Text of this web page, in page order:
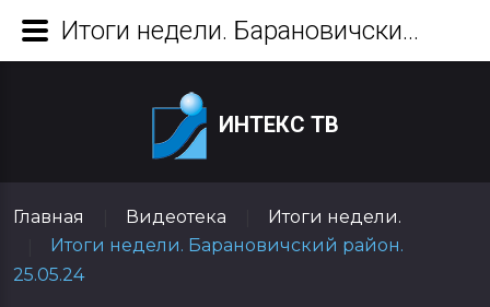
ИНТЕКС ТВ
Главная Видеотека
Итоги недели.
Итоги недели. Барановичский район.
25.05.24
Итоги недели. Барановичский район. 25.05.24